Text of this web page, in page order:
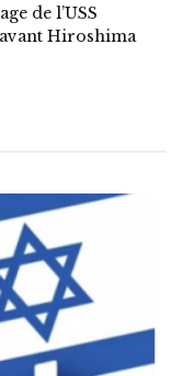
de l’USS
Hiroshima